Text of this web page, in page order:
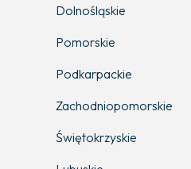
Dolnośląskie
Pomorskie
Podkarpackie
Zachodniopomorskie
Świętokrzyskie